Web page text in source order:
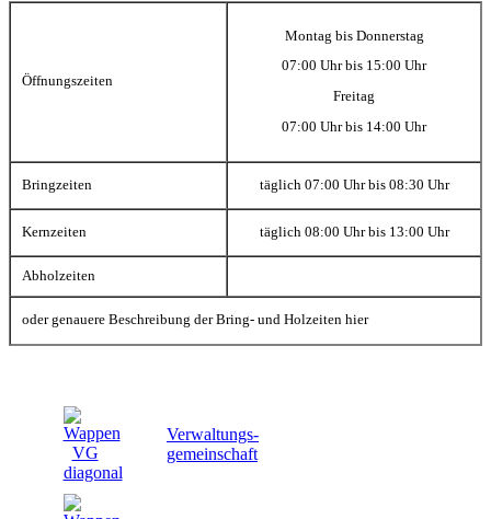
Öffnungszeiten
Montag bis Donnerstag
07:00 Uhr bis 15:00 Uhr
Freitag
07:00 Uhr bis 14:00 Uhr
Bringzeiten täglich 07:00 Uhr bis 08:30 Uhr
Kernzeiten täglich 08:00 Uhr bis 13:00 Uhr
Abholzeiten
oder genauere Beschreibung der Bring- und Holzeiten hier
Verwaltungs-
gemeinschaft